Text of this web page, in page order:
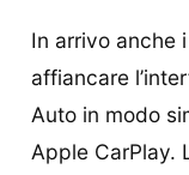
In arrivo anche i
affiancare
Auto in modo
Apple CarPlay.